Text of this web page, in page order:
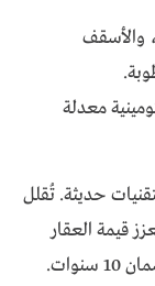
والأسقف
معدلة
حديثة. تُقلل
المستقبلية بنسبة 30% وتُعزز قيمة العقار
بنسبة 15%. تبدأ الأسعار من 500 ريال/م²، مع ضمان 10 سنوات.